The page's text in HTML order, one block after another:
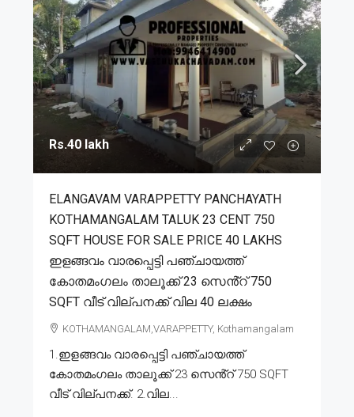
Rs.40 lakh
ELANGAVAM VARAPPETTY PANCHAYATH
KOTHAMANGALAM TALUK 23 CENT 750
SQFT HOUSE FOR SALE PRICE 40 LAKHS
ഇളങ്ങവം വാരപ്പെട്ടി പഞ്ചായത്ത്
കോതമംഗലം താലൂക്ക് 23 സെൻ്റ് 750
SQFT വീട് വില്പനക്ക് വില 40 ലക്ഷം
KOTHAMANGALAM,VARAPPETTY, Kothamangalam
1.ഇളങ്ങവം വാരപ്പെട്ടി പഞ്ചായത്ത്
കോതമംഗലം താലൂക്ക് 23 സെൻ്റ് 750 SQFT
വീട് വില്പനക്ക്. 2.വില...